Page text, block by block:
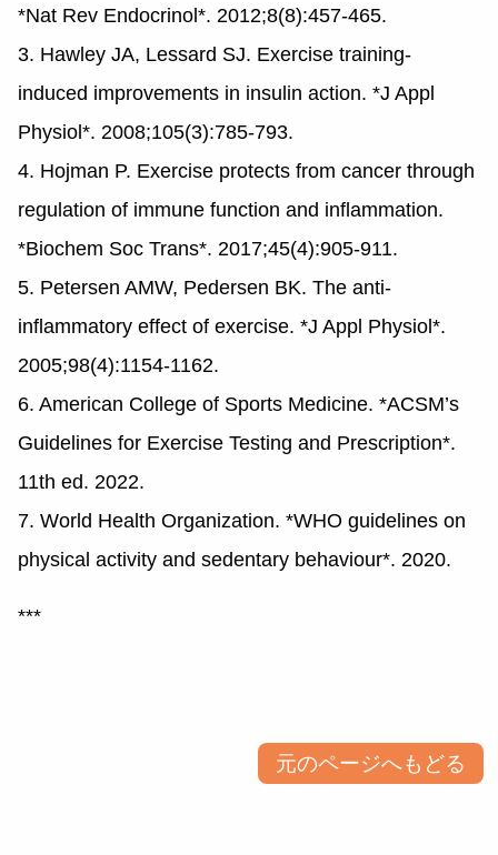
*Nat Rev Endocrinol*. 2012;8(8):457-465.
3. Hawley JA, Lessard SJ. Exercise training-
induced improvements in insulin action. *J Appl
Physiol*. 2008;105(3):785-793.
4. Hojman P. Exercise protects from cancer through
regulation of immune function and inflammation.
*Biochem Soc Trans*. 2017;45(4):905-911.
5. Petersen AMW, Pedersen BK. The anti-
inflammatory effect of exercise. *J Appl Physiol*.
2005;98(4):1154-1162.
6. American College of Sports Medicine. *ACSM’s
Guidelines for Exercise Testing and Prescription*.
11th ed. 2022.
7. World Health Organization. *WHO guidelines on
physical activity and sedentary behaviour*. 2020.
***
元のページへもどる